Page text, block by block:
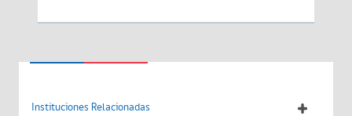
Instituciones Relacionadas